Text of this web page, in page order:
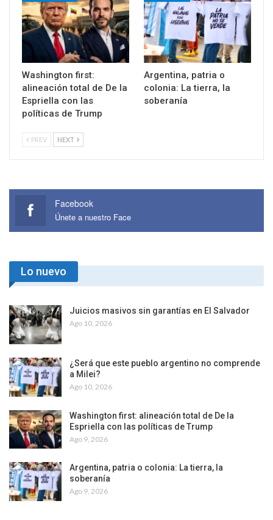
Washington first:
alineación total de De la
Espriella con las
políticas de Trump
Argentina, patria o
colonia: La tierra, la
soberanía
PREV NEXT
Facebook
Únete a nuestro Face
Lo nuevo
Juicios masivos sin garantías en El Salvador
Ago 10, 2026
¿Será que este pueblo argentino no comprende
a Milei?
Ago 10, 2026
Washington first: alineación total de De la
Espriella con las políticas de Trump
Ago 9, 2026
Argentina, patria o colonia: La tierra, la
soberanía
Ago 9, 2026